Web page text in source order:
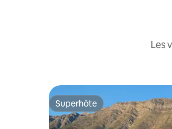
Les
Superhôte
Superhôte